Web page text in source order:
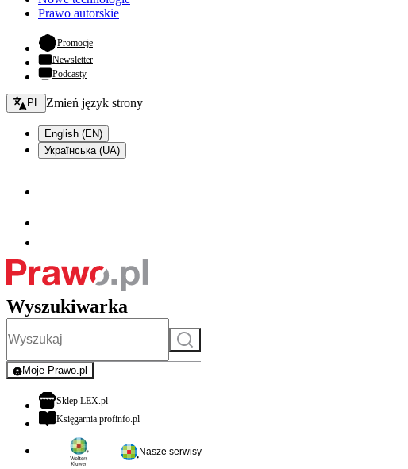
Prawo autorskie
Promocje- otwiera się w nowej karcie
Newsletter
Podcasty
Zmień język - bieżący:
PL Zmień język strony
English (EN)
Українська (UA)
Wyszukiwarka
Szukaj
Moje Prawo.pl
- rejestracja i logowanie do serwisu
Sklep LEX.plotwiera się w nowej karcie
Księgarnia profinfo.plotwiera się w nowej karcie
Nasze serwisy